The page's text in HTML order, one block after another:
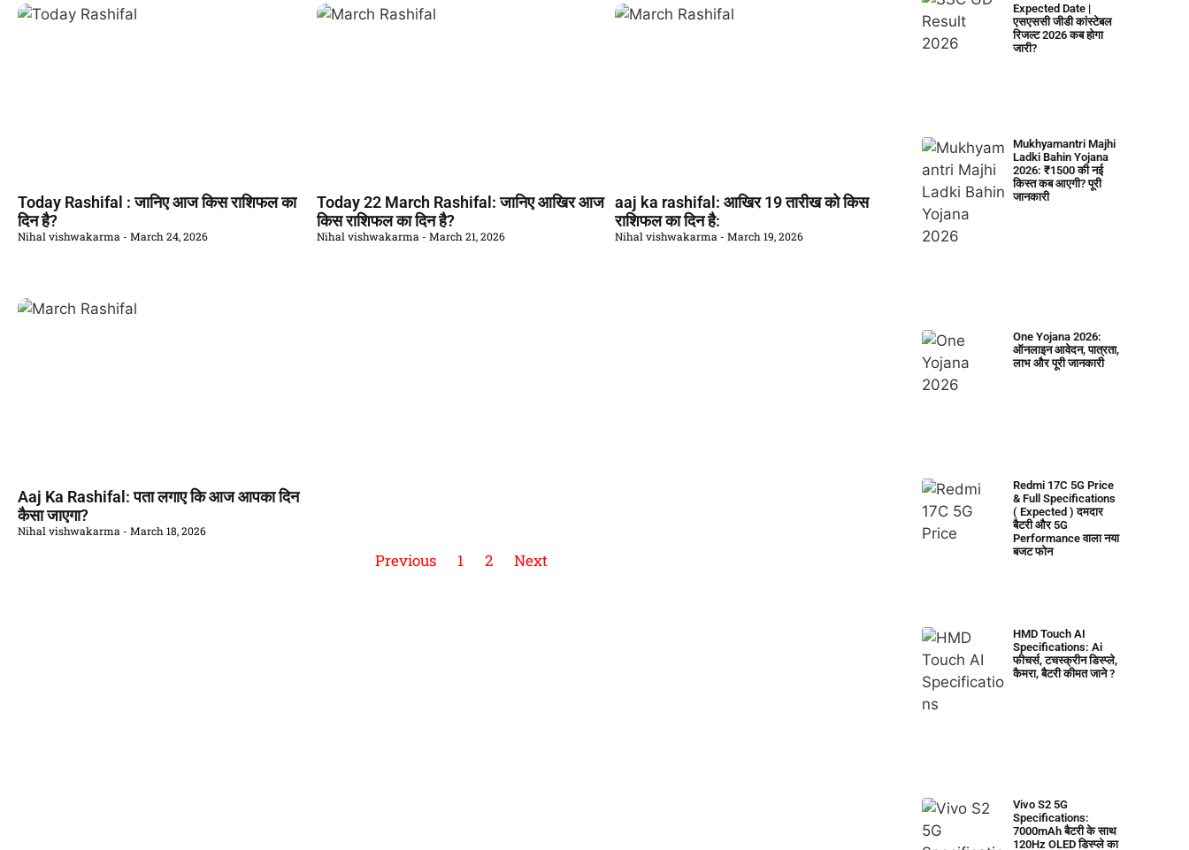
Today Rashifal : जानिए आज किस राशिफल का
दिन है?
Nihal vishwakarma March 24, 2026
Today 22 March Rashifal: जानिए आखिर आज
किस राशिफल का दिन है?
Nihal vishwakarma March 21, 2026
aaj ka rashifal: आखिर 19 तारीख को किस
राशिफल का दिन है:
Nihal vishwakarma March 19, 2026
Aaj Ka Rashifal: पता लगाए कि आज आपका दिन
कैसा जाएगा?
Nihal vishwakarma March 18, 2026
Previous 1 2 Next
Expected Date |
एसएससी जीडी कांस्टेबल
रिजल्ट 2026 कब होगा
जारी?
Mukhyamantri Majhi
Ladki Bahin Yojana
2026: ₹1500 की नई
किस्त कब आएगी? पूरी
जानकारी
One Yojana 2026:
ऑनलाइन आवेदन, पात्रता,
लाभ और पूरी जानकारी
Redmi 17C 5G Price
& Full Specifications
( Expected ) दमदार
बैटरी और 5G
Performance वाला नया
बजट फोन
HMD Touch AI
Specifications: Ai
फीचर्स, टचस्क्रीन डिस्प्ले,
कैमरा, बैटरी कीमत जाने ?
Vivo S2 5G
Specifications:
7000mAh बैटरी के साथ
120Hz OLED डिस्प्ले का